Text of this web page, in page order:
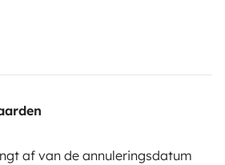
af van de annuleringsdatum